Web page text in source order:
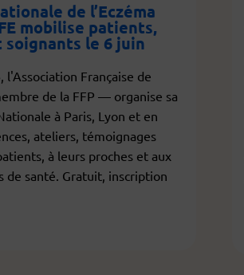
de l’Eczéma
mobilise patients,
soignants le 6 juin
l'Association Française de
de la FFP — organise sa
à Paris, Lyon et en
ateliers, témoignages
à leurs proches et aux
de santé. Gratuit, inscription